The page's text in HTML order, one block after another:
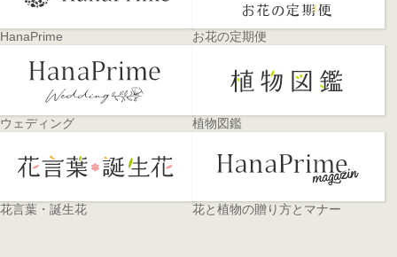
HanaPrime お花の定期便
ウェディング 植物図鑑
花言葉・誕生花 花と植物の贈り方とマナー